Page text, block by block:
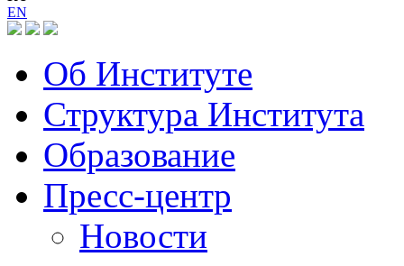
EN
Об Институте
Структура Института
Образование
Пресс-центр
Новости